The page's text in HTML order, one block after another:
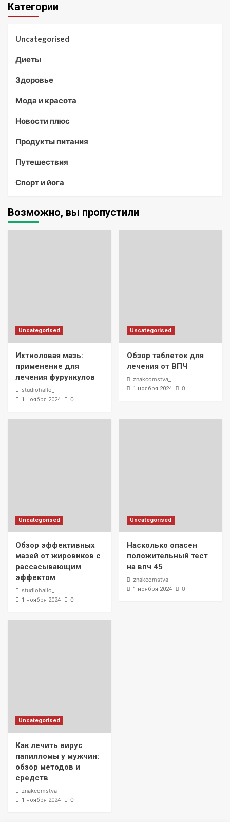
Категории
Uncategorised
Диеты
Здоровье
Мода и красота
Новости плюс
Продукты питания
Путешествия
Спорт и йога
Возможно, вы пропустили
Uncategorised
Ихтиоловая мазь:
применение для
лечения фурункулов
studiohallo_
1 ноября 2024 0
Uncategorised
Обзор таблеток для
лечения от ВПЧ
znakcomstva_
1 ноября 2024 0
Uncategorised
Обзор эффективных
мазей от жировиков с
рассасывающим
эффектом
studiohallo_
1 ноября 2024 0
Uncategorised
Насколько опасен
положительный тест
на впч 45
znakcomstva_
1 ноября 2024 0
Uncategorised
Как лечить вирус
папилломы у мужчин:
обзор методов и
средств
znakcomstva_
1 ноября 2024 0